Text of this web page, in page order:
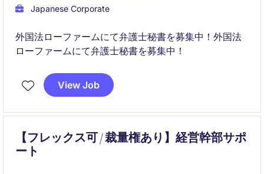
Japanese Corporate
外国法ローファームにて弁護士秘書を募集中！外国法
ローファームにて弁護士秘書を募集中！
View Job
【フレックス可 / 裁量権あり】経営幹部サポ
ート